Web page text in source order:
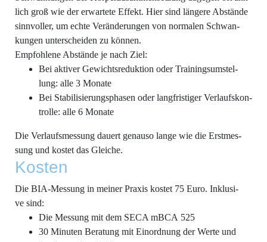
lich groß wie der erwar­te­te Effekt. Hier sind län­ge­re Abstän­de
sinn­vol­ler, um ech­te Ver­än­de­run­gen von nor­ma­len Schwan­
kun­gen unter­schei­den zu können.
Emp­foh­le­ne Abstän­de je nach Ziel:
Bei akti­ver Gewichts­re­duk­ti­on oder Trai­nings­um­stel­
lung: alle 3 Monate
Bei Sta­bi­li­sie­rungs­pha­sen oder lang­fris­ti­ger Ver­laufs­kon­
trol­le: alle 6 Monate
Die Ver­laufs­mes­sung dau­ert genau­so lan­ge wie die Erst­mes­
sung und kos­tet das Gleiche.
Kos­ten
Die BIA-Mes­sung in mei­ner Pra­xis kos­tet 75 Euro. Inklu­si­
ve sind:
Die Mes­sung mit dem SECA mBCA 525
30 Minu­ten Bera­tung mit Ein­ord­nung der Wer­te und